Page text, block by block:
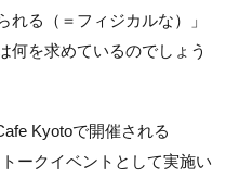
る（＝フィジカルな）」
何を求めているのでしょう
Kyotoで開催される
トークイベントとして実施い